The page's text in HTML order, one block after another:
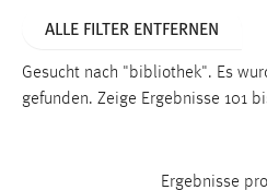
ALLE FILTER ENTFERNEN
Gesucht nach "bibliothek". Es
gefunden. Zeige Ergebnisse 101
Ergebnisse
Name:
Dieser Cookie speichert die